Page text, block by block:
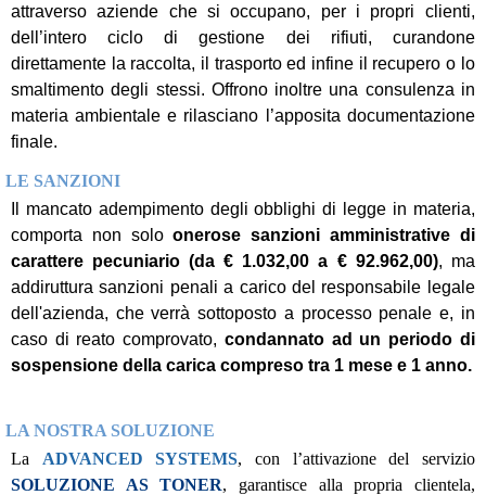
attraverso aziende che si occupano, per i propri clienti,
dell’intero ciclo di gestione dei rifiuti, curandone
direttamente la raccolta, il trasporto ed infine il recupero o lo
smaltimento degli stessi. Offrono inoltre una consulenza in
materia ambientale e rilasciano l’apposita documentazione
finale.
LE SANZIONI
Il mancato adempimento degli obblighi di legge in materia,
comporta non soloonerose sanzioni amministrative di
carattere pecuniario (da € 1.032,00 a € 92.962,00), ma
addiruttura sanzioni penali a carico del responsabile legale
dell'azienda, che verrà sottoposto a processo penale e, in
caso di reato comprovato, condannato ad un periodo di
sospensione della carica compreso tra 1 mese e 1 anno.
LA NOSTRA SOLUZIONE
La ADVANCED SYSTEMS, con l’attivazione del servizio
SOLUZIONE AS TONER, garantisce alla propria clientela,